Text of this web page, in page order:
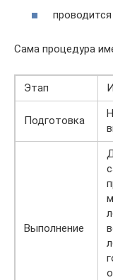
Сама процедура
Этап
Подготовка
Выполнение